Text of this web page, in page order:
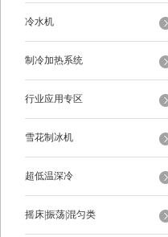
冷水机
制冷加热系统
行业应用专区
雪花制冰机
超低温深冷
摇床|振荡|混匀类